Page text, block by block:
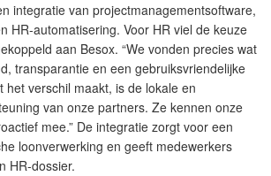
integratie van projectmanagementsoftware,
HR-automatisering. Voor HR viel de keuze
aan Besox. “We vonden precies wat
transparantie en een gebruiksvriendelijke
het verschil maakt, is de lokale en
van onze partners. Ze kennen onze
mee.” De integratie zorgt voor een
loonverwerking en geeft medewerkers
HR-dossier.